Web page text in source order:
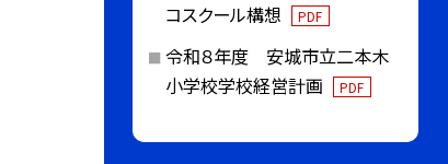
コスクール構想
PDF
令和８年度 安城市立二本木
小学校学校経営計画
PDF